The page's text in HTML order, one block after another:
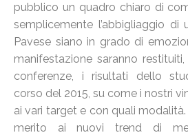
pubblico un quadro chiaro di
semplicemente l’abbigliaggio
Pavese siano in grado di
manifestazione saranno
conferenze, i risultati dello
corso del 2015, su come i nostri
ai vari target e con quali
merito ai nuovi trend di